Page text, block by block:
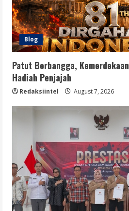
Blog
Patut Berbangga,
Hadiah Penjajah
Redaksiintel August 7, 2026